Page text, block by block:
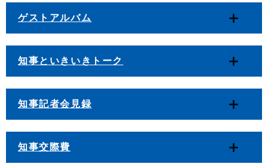
ゲストアルバム
知事といきいきトーク
知事記者会見録
知事交際費